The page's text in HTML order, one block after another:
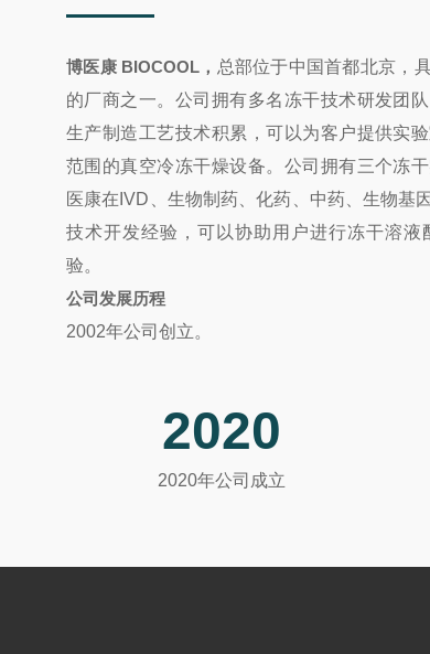
博医康 BIOCOOL， 总部位于中国首都北京，
的厂商之一。公司拥有多名冻干技术研发团
生产制造工艺技术积累，可以为客户提供实
范围的真空冷冻干燥设备。公司拥有三个冻
医康在IVD、生物制药、化药、中药、生物基
技术开发经验，可以协助用户进行冻干溶液
验。
公司发展历程
2002年公司创立。
2010年全年销售量突破800台，并出口销往欧
2015年研制成功液氮预冻真空冷冻干燥机。
2020
2020年公司成立